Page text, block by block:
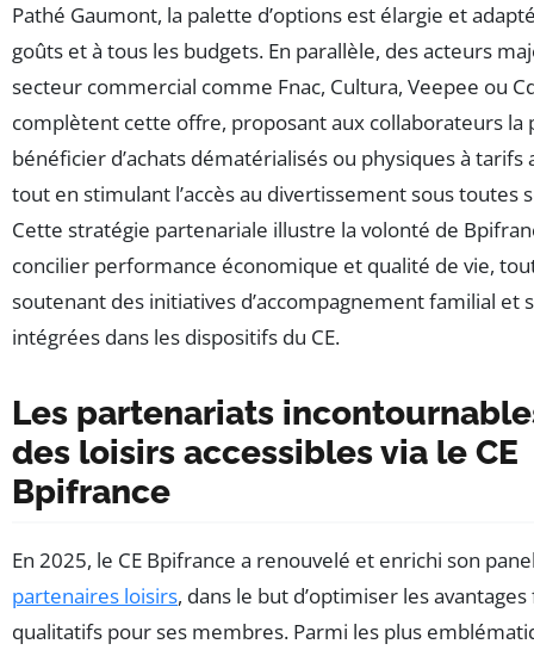
Pathé Gaumont, la palette d’options est élargie et
goûts et à tous les budgets. En parallèle, des acteurs
secteur commercial comme Fnac, Cultura, Veepee ou
complètent cette offre, proposant aux collaborateurs la
bénéficier d’achats dématérialisés ou physiques à tarifs
tout en stimulant l’accès au divertissement sous toutes
Cette stratégie partenariale illustre la volonté de
concilier performance économique et qualité de vie,
soutenant des initiatives d’accompagnement familial et
intégrées dans les dispositifs du CE.
Les partenariats
des loisirs accessibles via le CE
Bpifrance
En 2025, le CE Bpifrance a renouvelé et enrichi son
partenaires loisirs, dans le but d’optimiser les
qualitatifs pour ses membres. Parmi les plus